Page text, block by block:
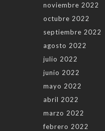
noviembre 2022
octubre 2022
septiembre 2022
agosto 2022
julio 2022
junio 2022
mayo 2022
abril 2022
marzo 2022
febrero 2022